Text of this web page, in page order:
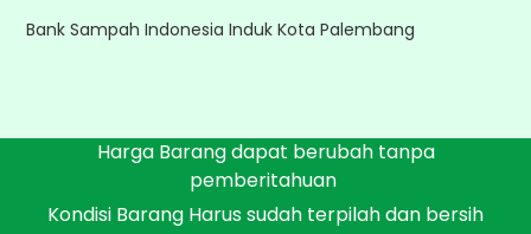
Bank Sampah Indonesia Induk Kota Palembang
Harga Barang dapat berubah tanpa
pemberitahuan
Kondisi Barang Harus sudah terpilah dan bersih